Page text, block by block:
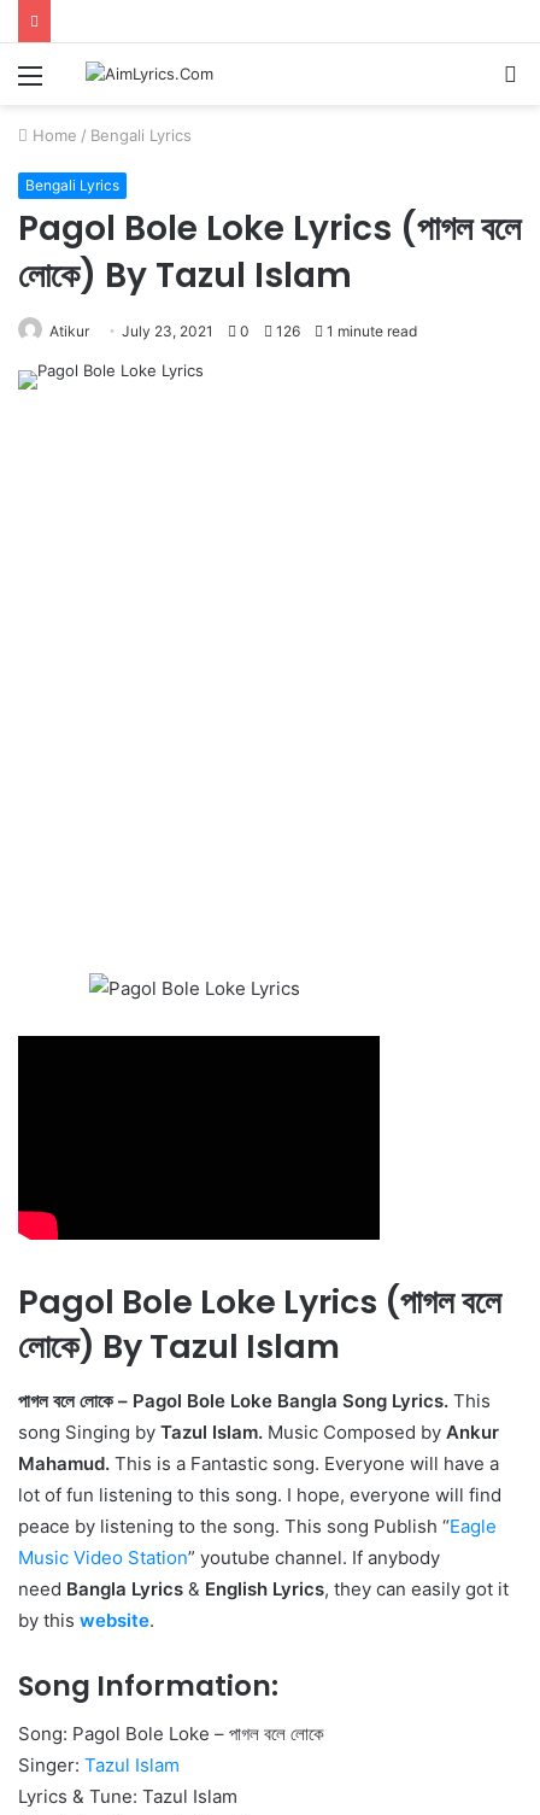
Menu
Home / Bengali Lyrics
Bengali Lyrics
Pagol Bole Loke Lyrics (পাগল বলে
লোকে) By Tazul Islam
Atikur July 23, 2021 0 126 1 minute read
Pagol Bole Loke Lyrics (পাগল বলে
লোকে) By Tazul Islam
পাগল বলে লোকে – Pagol Bole Loke Bangla Song Lyrics. This
song Singing by Tazul Islam. Music Composed by Ankur
Mahamud. This is a Fantastic song. Everyone will have a
lot of fun listening to this song. I hope, everyone will find
peace by listening to the song. This song Publish “Eagle
Music Video Station” youtube channel. If anybody
need Bangla Lyrics & English Lyrics, they can easily got it
by this website.
Song Information:
Song: Pagol Bole Loke – পাগল বলে লোকে
Singer: Tazul Islam
Lyrics & Tune: Tazul Islam